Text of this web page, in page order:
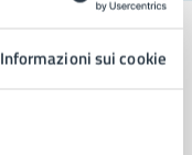
Informazioni sui cookie